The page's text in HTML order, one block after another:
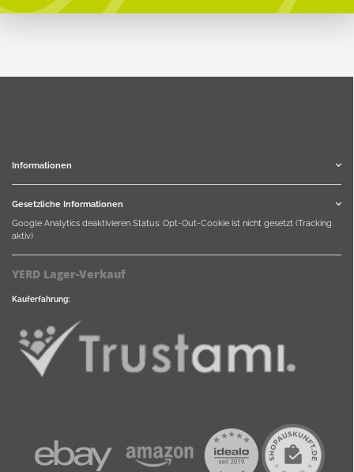
Informationen
Gesetzliche Informationen
Google Analytics deaktivieren Status: Opt-Out-Cookie ist nicht gesetzt (Tracking
aktiv)
YERD Lager-Verkauf
Kauferfahrung: